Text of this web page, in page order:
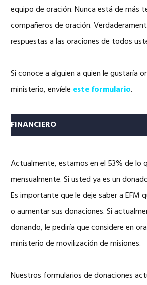
equipo de oración. Nunca está de más
compañeros de oración.
respuestas a las oraciones de todos
Si conoce a alguien a quien le gustaría
ministerio, envíele este formulario.
FINANCIERO
Actualmente, estamos en el 53% de lo
mensualmente. Si usted ya es un
Es importante que le deje saber a EFM
o aumentar sus donaciones. Si
donando, le pediría que considere en
ministerio de movilización de misiones.
Nuestros formularios de donaciones